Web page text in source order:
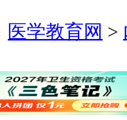
医学教育网 >